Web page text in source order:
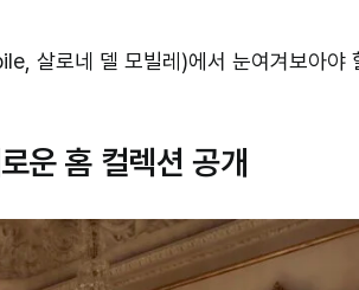
살로네 델 모빌레)에서 눈여겨보아야
운 홈 컬렉션 공개